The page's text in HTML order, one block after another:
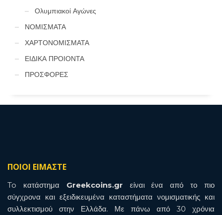
Ολυμπιακοί Αγώνες
ΝΟΜΙΣΜΑΤΑ
ΧΑΡΤΟΝΟΜΙΣΜΑΤΑ
ΕΙΔΙΚΑ ΠΡΟΙΟΝΤΑ
ΠΡΟΣΦΟΡΕΣ
ΠΟΙΟΙ ΕΙΜΑΣΤΕ
To κατάστημα Greekcoins.gr είναι ένα από το πιο
σύγχρονα και εξειδικευμένα καταστήματα νομισματικής και
συλλεκτισμού στην Ελλάδα. Με πάνω από 30 χρόνια